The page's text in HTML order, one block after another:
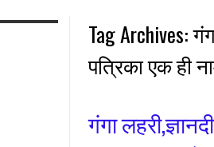
Tag Archives:
पत्रिका एक ही
गंगा